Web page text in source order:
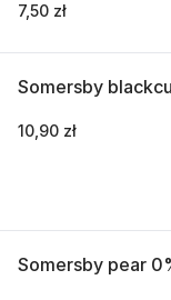
7,50 zł
Somersby
10,90 zł
Somersby pear